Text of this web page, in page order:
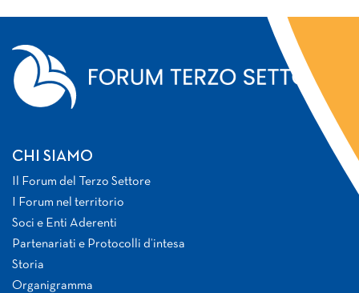
CHI SIAMO
Il Forum del Terzo Settore
I Forum nel territorio
Soci e Enti Aderenti
Partenariati e Protocolli d’intesa
Storia
Organigramma